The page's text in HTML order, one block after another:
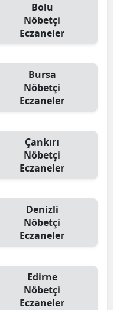
Bolu
Nöbetçi
Eczaneler
Bursa
Nöbetçi
Eczaneler
Çankırı
Nöbetçi
Eczaneler
Denizli
Nöbetçi
Eczaneler
Edirne
Nöbetçi
Eczaneler